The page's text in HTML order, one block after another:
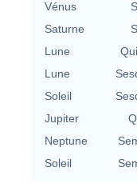
Vénus
Saturne
Lune
Lune
Soleil
Jupiter
Neptune
Soleil